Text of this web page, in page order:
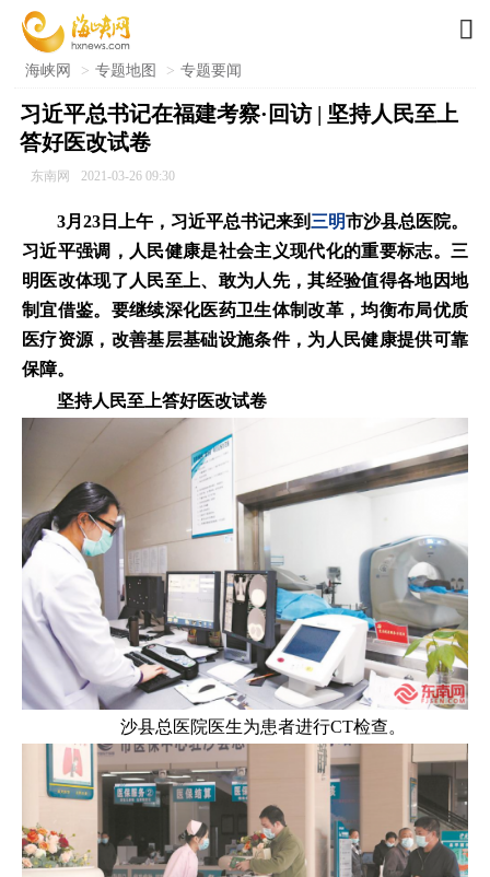

海峡网 > 专题地图 > 专题要闻
习近平总书记在福建考察·回访 | 坚持人民至上
答好医改试卷
东南网 2021-03-26 09:30
3月23日上午，习近平总书记来到 三明市沙县总医院。
习近平强调，人民健康是社会主义现代化的重要标志。三
明医改体现了人民至上、敢为人先，其经验值得各地因地
制宜借鉴。要继续深化医药卫生体制改革，均衡布局优质
医疗资源，改善基层基础设施条件，为人民健康提供可靠
保障。
坚持人民至上答好医改试卷
沙县总医院医生为患者进行CT检查。